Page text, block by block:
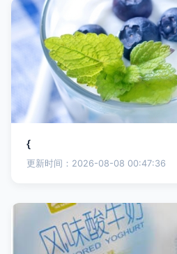
{
更新时间：2026-08-08 00:47:36